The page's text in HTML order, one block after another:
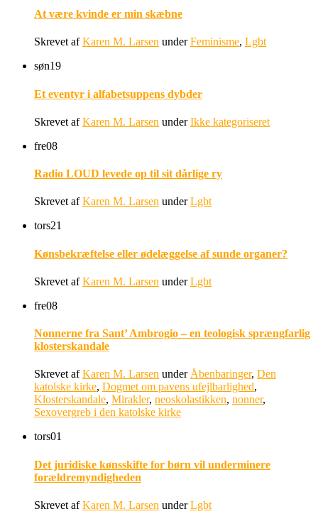
At være kvinde er min skæbne
Skrevet afKaren M. Larsen underFeminisme, Lgbt
søn19
Et eventyr i alfabetsuppens dybder
Skrevet afKaren M. Larsen underIkke kategoriseret
fre08
Radio LOUD levede op til sit dårlige ry
Skrevet afKaren M. Larsen underLgbt
tors21
Kønsbekræftelse eller ødelæggelse af sunde organer?
Skrevet afKaren M. Larsen underLgbt
fre08
Nonnerne fra Sant’ Ambrogio – en teologisk sprængfarlig
klosterskandale
Skrevet afKaren M. Larsen underÅbenbaringer, Den
katolske kirke, Dogmet om pavens ufejlbarlighed,
Klosterskandale, Mirakler, neoskolastikken, nonner,
Sexovergreb i den katolske kirke
tors01
Det juridiske kønsskifte for børn vil underminere
forældremyndigheden
Skrevet afKaren M. Larsen underLgbt